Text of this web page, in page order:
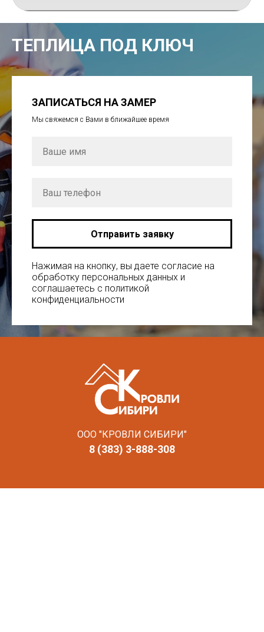
ТЕПЛИЦА ПОД КЛЮЧ
ЗАПИСАТЬСЯ НА ЗАМЕР
Мы свяжемся с Вами в ближайшее время
Отправить заявку
Нажимая на кнопку, вы даете согласие на
обработку персональных данных и
соглашаетесь c политикой
конфиденциальности
ООО "КРОВЛИ СИБИРИ"
8 (383) 3-888-308